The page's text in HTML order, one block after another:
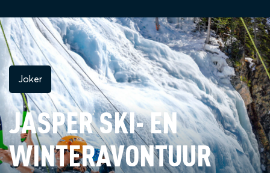
Joker
JASPER SKI- EN
WINTERAVONTUUR